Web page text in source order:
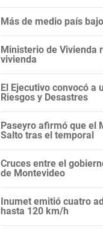
Más de medio país
Ministerio de Vivienda
vivienda
El Ejecutivo convocó a
Riesgos y Desastres
Paseyro afirmó que el
Salto tras el temporal
Cruces entre el
de Montevideo
Inumet emitió cuatro
hasta 120 km/h